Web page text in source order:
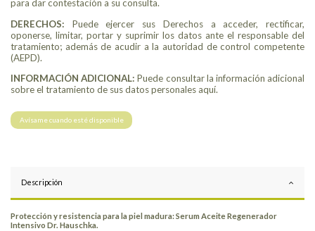
para dar contestación a su consulta.
DERECHOS: Puede ejercer sus Derechos a acceder, rectificar,
oponerse, limitar, portar y suprimir los datos ante el responsable del
tratamiento; además de acudir a la autoridad de control competente
(AEPD).
INFORMACIÓN ADICIONAL:Puede consultar la información adicional
sobre el tratamiento de sus datos personales aquí.
Descripción
Protección y resistencia para la piel madura: Serum Aceite Regenerador
Intensivo Dr. Hauschka.